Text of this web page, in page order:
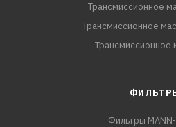
Трансмиссионное
Трансмиссионное
Трансмиссионное
Фильтры MANN-